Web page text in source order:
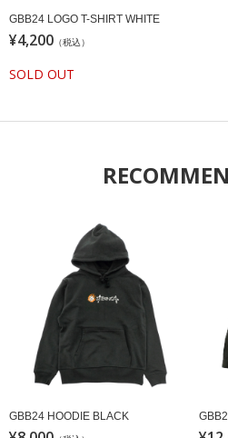
GBB24 LOGO T-SHIRT WHITE
¥4,200 （税込）
SOLD OUT
GBB24 HOODIE BLACK